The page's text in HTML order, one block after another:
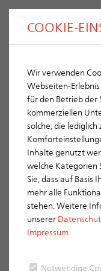
ERLUS
ERLUS
COOKIE-
Wir verwenden
Webseiten-
für den Betrieb der
kommerziellen
solche, die
Inhalte genutzt
welche Kategorien
Sie, dass auf Basis
mehr alle
stehen. Weitere
unserer
Impressum
Notwendige